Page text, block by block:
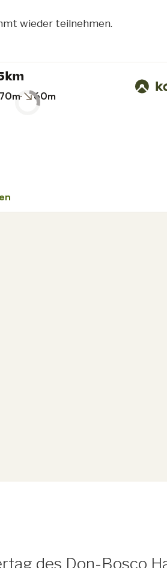
wieder teilnehmen.
des Don-Bosco